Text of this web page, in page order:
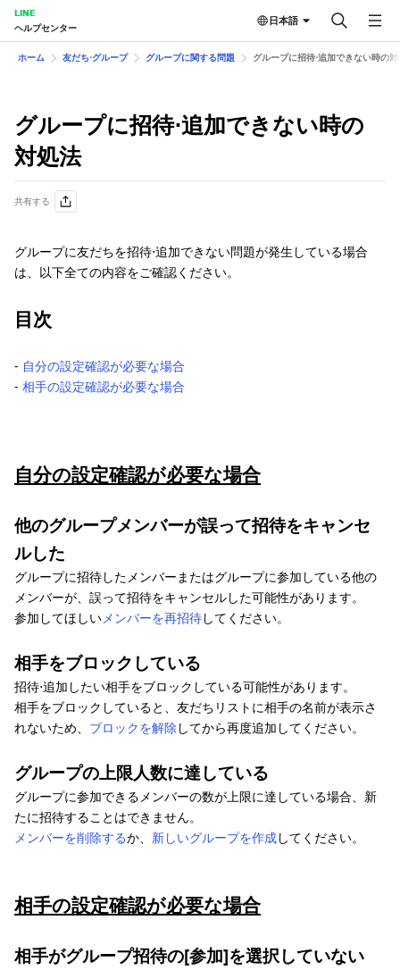
LINE
ヘルプセンター
日本語
ホーム 友だち⋅グループ グループに関する問題 グループに招待⋅追加できない時の
グループに招待⋅追加できない時の
対処法
共有する
グループに友だちを招待⋅追加できない問題が発生している場合
は、以下全ての内容をご確認ください。
目次
- 自分の設定確認が必要な場合
- 相手の設定確認が必要な場合
自分の設定確認が必要な場合
他のグループメンバーが誤って招待をキャンセ
ルした
グループに招待したメンバーまたはグループに参加している他の
メンバーが、誤って招待をキャンセルした可能性があります。
参加してほしいメンバーを再招待してください。
相手をブロックしている
招待⋅追加したい相手をブロックしている可能性があります。
相手をブロックしていると、友だちリストに相手の名前が表示さ
れないため、 ブロックを解除 してから再度追加してください。
グループの上限人数に達している
グループに参加できるメンバーの数が上限に達している場合、新
たに招待することはできません。
メンバーを削除するか、 新しいグループを作成してください。
相手の設定確認が必要な場合
相手がグループ招待の[参加]を選択していない